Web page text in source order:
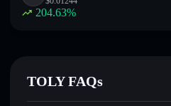
204.63%
TOLY FAQs